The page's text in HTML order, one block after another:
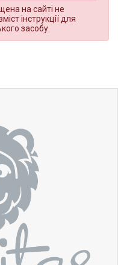
на сайті не
інструкції для
засобу.